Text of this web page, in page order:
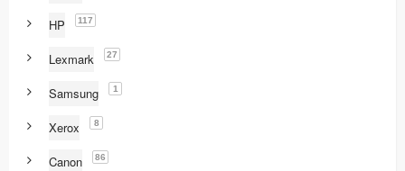
HP 117
Lexmark 27
Samsung 1
Xerox 8
Canon 86